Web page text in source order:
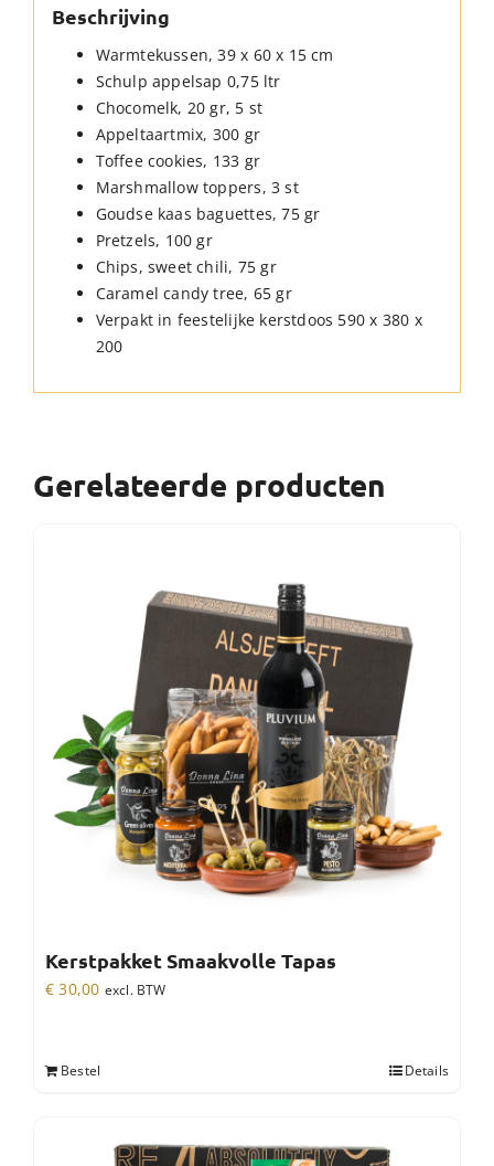
Beschrijving
Warmtekussen, 39 x 60 x 15 cm
Schulp appelsap 0,75 ltr
Chocomelk, 20 gr, 5 st
Appeltaartmix, 300 gr
Toffee cookies, 133 gr
Marshmallow toppers, 3 st
Goudse kaas baguettes, 75 gr
Pretzels, 100 gr
Chips, sweet chili, 75 gr
Caramel candy tree, 65 gr
Verpakt in feestelijke kerstdoos 590 x 380 x
200
Gerelateerde producten
Kerstpakket Smaakvolle Tapas
€ 30,00 excl. BTW
Bestel Details